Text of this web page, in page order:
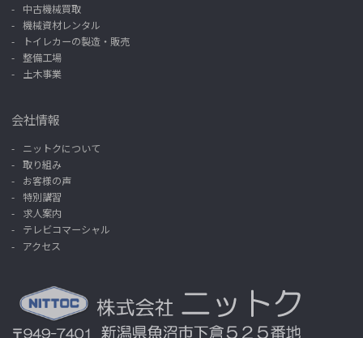
中古機械買取
機械資材レンタル
トイレカーの製造・販売
整備工場
土木事業
会社情報
ニットクについて
取り組み
お客様の声
特別講習
求人案内
テレビコマーシャル
アクセス